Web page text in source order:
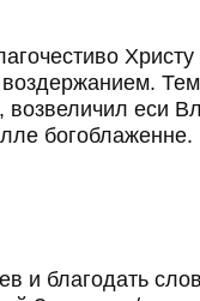
еси
богоблаженне.
и благодать